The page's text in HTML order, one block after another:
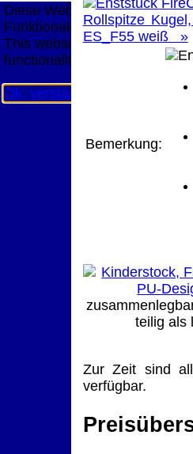
Rollspitze
ES_F55 weiß »
Bemerkung:
teilig als
Zur Zeit sind
verfügbar.
Diese Website nutzt
Funktionalität bieten zu
This website uses cookies to
functionality.
Ok, verstanden